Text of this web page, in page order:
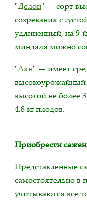
"Делон" — сорт
созревания с
удлиненный, на 9-
миндаля можно
"Аян" — имеет
высокоурожайный
высотой не более
4,8 кг плодов.
Приобрести
Представленные
самостоятельно в
учитываются все